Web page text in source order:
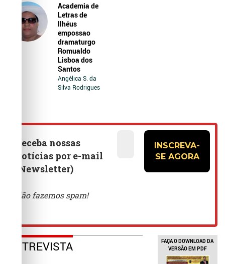
Academia de
Letras de
Ilhéus
empossao
dramaturgo
Romualdo
Lisboa dos
Santos
Angélica S. da
Silva Rodrigues
ENTREVISTA
FAÇA O DOWNLOAD DA
VERSÃO EM PDF